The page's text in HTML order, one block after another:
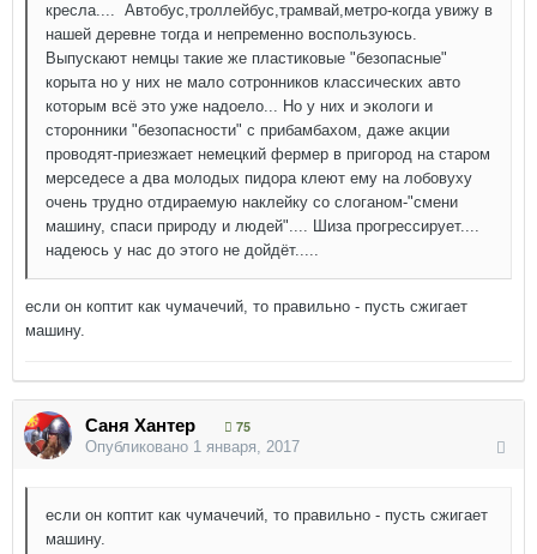
кресла.... Автобус,троллейбус,трамвай,метро-когда увижу в
нашей деревне тогда и непременно воспользуюсь.
Выпускают немцы такие же пластиковые "безопасные"
корыта но у них не мало сотронников классических авто
которым всё это уже надоело... Но у них и экологи и
сторонники "безопасности" с прибамбахом, даже акции
проводят-приезжает немецкий фермер в пригород на старом
мерседесе а два молодых пидора клеют ему на лобовуху
очень трудно отдираемую наклейку со слоганом-"смени
машину, спаси природу и людей".... Шиза прогрессирует....
надеюсь у нас до этого не дойдёт.....
если он коптит как чумачечий, то правильно - пусть сжигает
машину.
Саня Хантер
75
Опубликовано 1 января, 2017
если он коптит как чумачечий, то правильно - пусть сжигает
машину.